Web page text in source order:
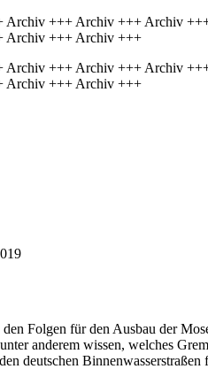
+++ Archiv +++ Archiv
Archiv +++ Archiv +++
+++ Archiv +++ Archiv
Archiv +++ Archiv +++
Folgen für den Ausbau der
anderem wissen, welches
deutschen Binnenwasserstraßen